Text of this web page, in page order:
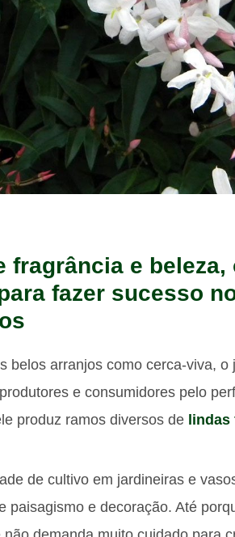
fragrância e
fazer sucesso
belos arranjos como cerca-viva,
e consumidores pelo
produz ramos diversos de
de cultivo em jardineiras e
paisagismo e decoração. Até